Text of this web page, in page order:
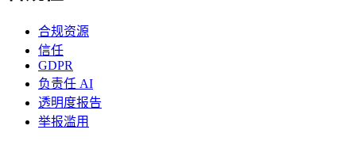
合规资源
信任
GDPR
负责任 AI
透明度报告
举报滥用